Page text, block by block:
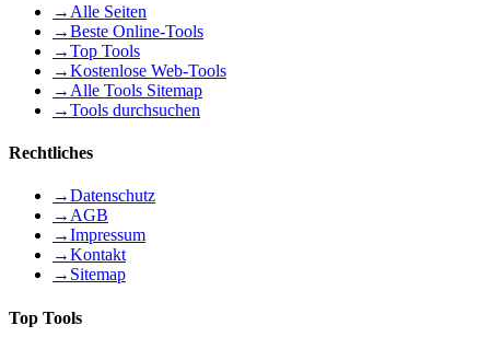
→ Alle Seiten
→Beste Online-Tools
→Top Tools
→Kostenlose Web-Tools
→ Alle Tools Sitemap
→Tools durchsuchen
Rechtliches
→Datenschutz
→ AGB
→Impressum
→Kontakt
→ Sitemap
Top Tools